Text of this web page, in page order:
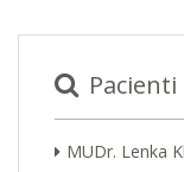
MUDr. Lenka